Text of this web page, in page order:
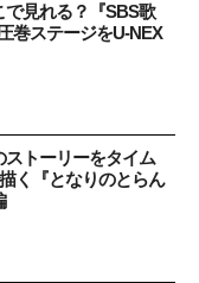
で見れる？『SBS歌
巻ステージをU-NEX
ストーリーをタイム
く『となりのとらん